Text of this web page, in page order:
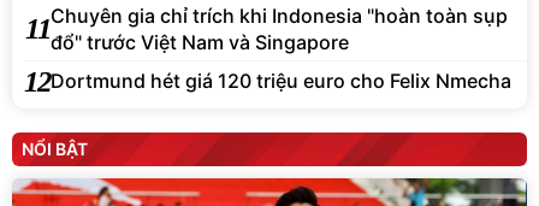
11Chuyên gia chỉ trích khi Indonesia "hoàn toàn sụp
đổ" trước Việt Nam và Singapore
12Dortmund hét giá 120 triệu euro cho Felix Nmecha
NỔI BẬT